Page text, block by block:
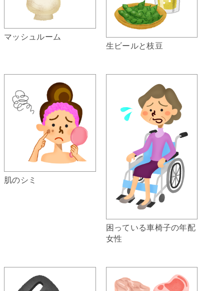
マッシュルーム
生ビールと枝豆
肌のシミ
困っている車椅子の年配
女性